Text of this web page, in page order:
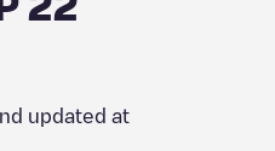
updated at